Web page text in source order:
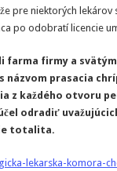
pre niektorých
po odobratí licencie
farma firmy a
názvom prasacia
z každého otvoru
odradiť
totalita.
lekarska-komora-